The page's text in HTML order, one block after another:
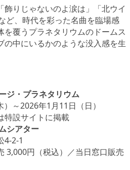
飾りじゃないのよ涙は」「北ウイ
ど、時代を彩った名曲を臨場感
を覆うプラネタリウムのドームス
の中にいるかのような没入感を生
ジ・プラネタリウム
～2026年1月11日（日）
特設サイトに掲載
シアター
4-2-1
3,000円（税込）／当日窓口販売